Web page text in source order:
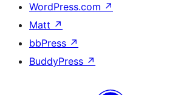
WordPress.com ↗
Matt ↗
bbPress ↗
BuddyPress ↗